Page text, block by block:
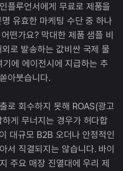
플루언서에게 무료로 제품을
유효한 마케팅 수단 중 하나
떤가요? 막대한 제품 샘플 비
로 발송하는 값비싼 국제 물
에 에이전시에 지급하는 추
아붓습니다.
로 회수하지 못해 ROAS(광고
게 무너지는 경우가 허다합
대규모 B2B 오더나 안정적인
서 직결되지는 않습니다. 바이
주요 매장 진열대에 우리 제